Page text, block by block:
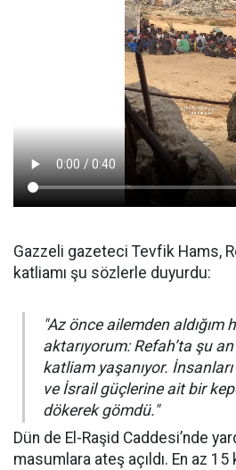
Gazzeli gazeteci Tevfik Hams,
katliamı şu sözlerle duyurdu:
"Az önce ailemden aldığım
aktarıyorum: Refah’ta şu
katliam yaşanıyor.
ve İsrail güçlerine ait bir
dökerek gömdü."
Dün de El-Raşid Caddesi’nde
masumlara ateş açıldı. En az